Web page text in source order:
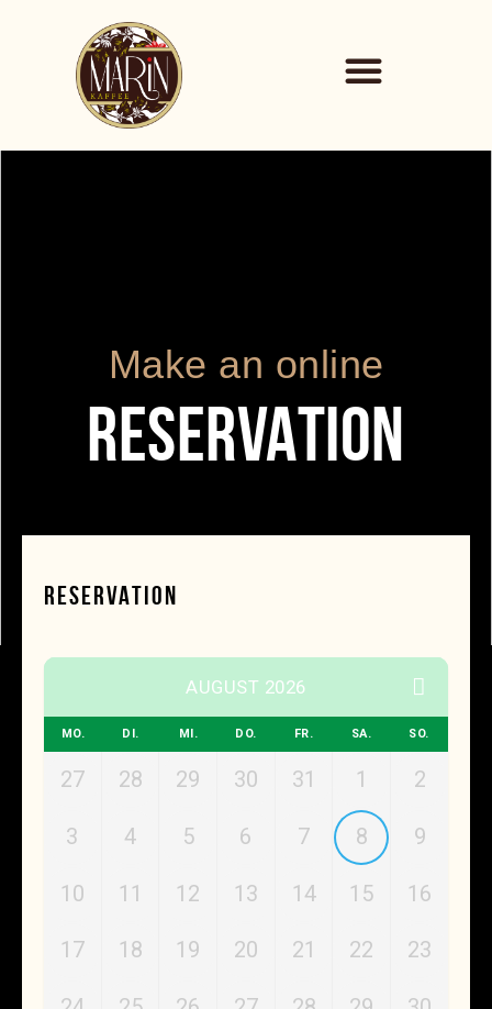
Make an online
RESERVATION
RESERVATION
AUGUST 2026
MO. DI. MI. DO. FR. SA. SO.
27 28 29 30 31 1 2
3 4 5 6 7 8 9
10 11 12 13 14 15 16
17 18 19 20 21 22 23